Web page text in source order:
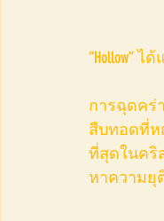
“Hollow”
การฉุดคร่
สืบทอดที่ห
ที่สุดในคริ
หาความยุ